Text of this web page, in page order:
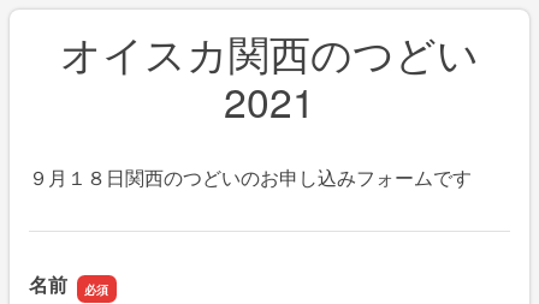
オイスカ関西のつどい
2021
９月１８日関西のつどいのお申し込みフォームです
名前